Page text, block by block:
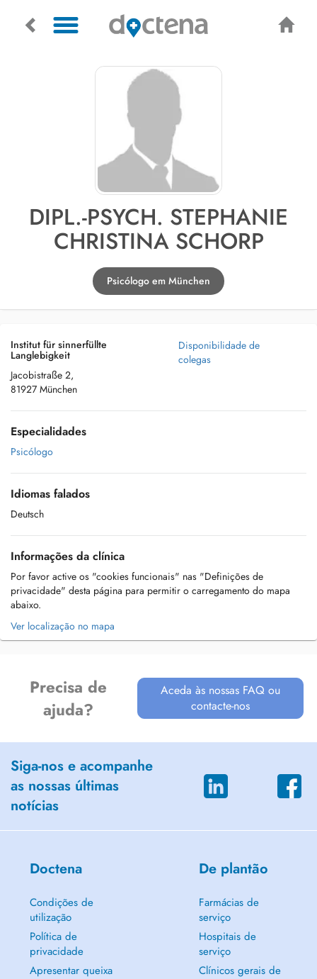
DIPL.-PSYCH. STEPHANIE
CHRISTINA SCHORP
Psicólogo em München
Institut für sinnerfüllte
Langlebigkeit
Jacobistraße 2,
81927 München
Disponibilidade de
colegas
Especialidades
Psicólogo
Idiomas falados
Deutsch
Informações da clínica
Por favor active os "cookies funcionais" nas "Definições de
privacidade" desta página para permitir o carregamento do mapa
abaixo.
Ver localização no mapa
Precisa de
ajuda?
Aceda às nossas FAQ ou
contacte-nos
Siga-nos e acompanhe
as nossas últimas
notícias
Doctena
Condições de
utilização
Política de
privacidade
Apresentar queixa
De plantão
Farmácias de
serviço
Hospitais de
serviço
Clínicos gerais de